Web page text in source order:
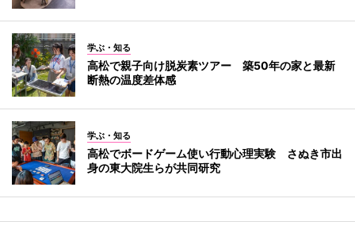
学ぶ・知る
高松で親子向け脱炭素ツアー 築50年の家と最新
断熱の温度差体感
学ぶ・知る
高松でボードゲーム使い行動心理実験 さぬき市出
身の東大院生らが共同研究